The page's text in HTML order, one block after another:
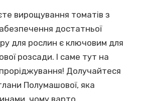
вирощування томатів з
достатньої
для рослин є ключовим для
розсади. І саме тут на
Долучайтеся
Полумашової, яка
чому варто